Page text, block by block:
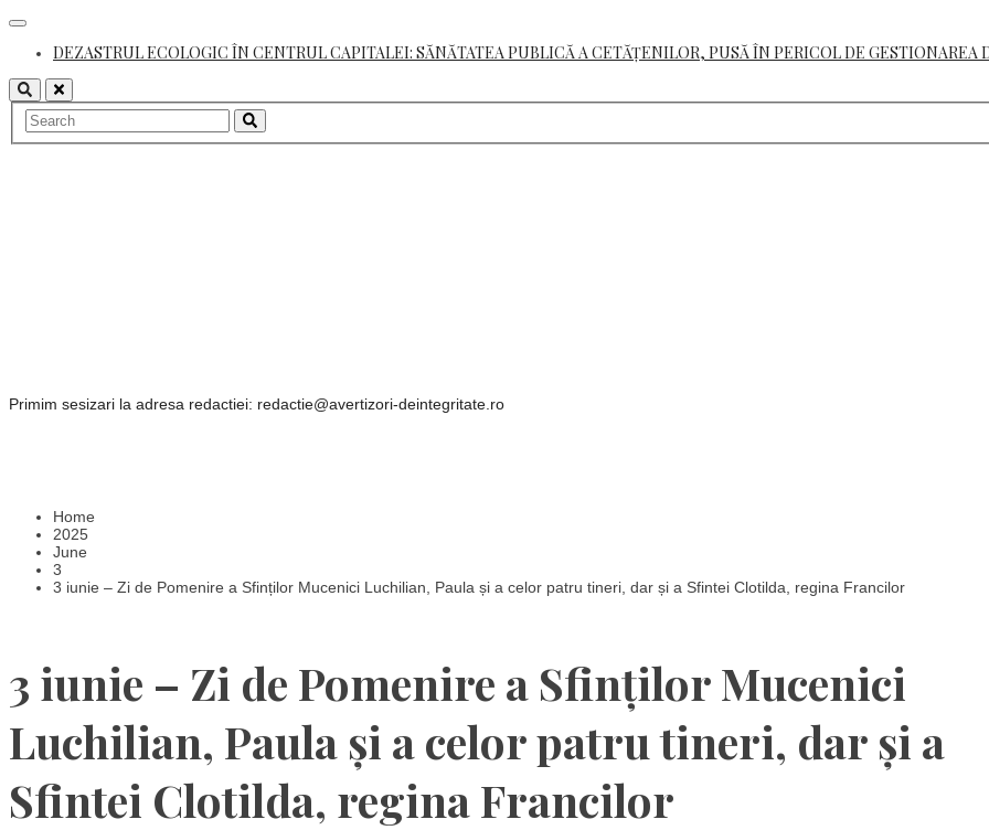
Skip
contentDEZASTRUL ECOLOGIC ÎN CENTRUL CAPITALEI: SĂNĂTATEA PUBLICĂ A CETĂȚENILOR, PUSĂ ÎN PERICOL DE GESTIONAREA
Primim sesizari la adresa redactiei: redactie@avertizori-deintegritate.ro
Home
2025
June
3
3 iunie – Zi de Pomenire a Sfinților Mucenici Luchilian, Paula și a celor patru tineri, dar și a Sfintei Clotilda, regina Francilor
3 iunie – Zi de Pomenire a Sfinților Mucenici
Luchilian, Paula și a celor patru tineri, dar și a
Sfintei Clotilda, regina Francilor